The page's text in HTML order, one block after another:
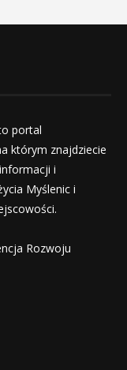
portal
którym znajdziecie
i
Myślenic i
Rozwoju